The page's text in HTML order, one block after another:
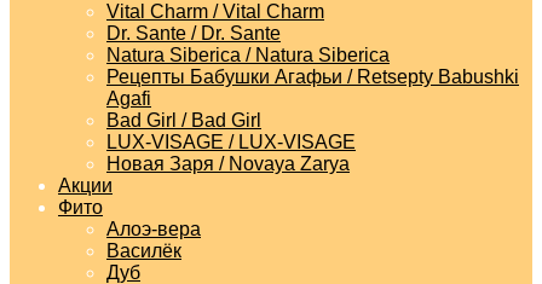
Vital Charm / Vital Charm
Dr. Sante / Dr. Sante
Natura Siberica / Natura Siberica
Рецепты Бабушки Агафьи / Retsepty Babushki
Agafi
Bad Girl / Bad Girl
LUX-VISAGE / LUX-VISAGE
Новая Заря / Novaya Zarya
Акции
Фито
Алоэ-вера
Василёк
Дуб